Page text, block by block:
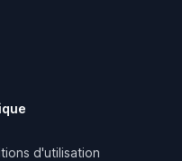
d'utilisation